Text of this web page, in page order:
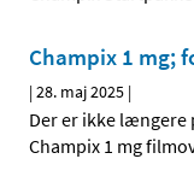
Champix 1 mg;
|28. maj 2025 |
Der er ikke længere
Champix 1 mg